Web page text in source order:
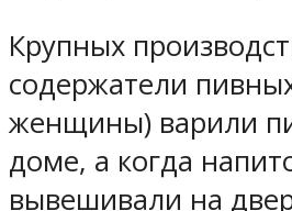
Крупных
содержатели
женщины) варили
доме, а когда
вывешивали на